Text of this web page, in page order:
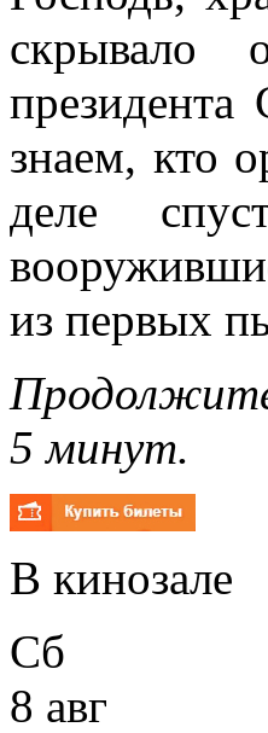
скрывало
знаем, кто
деле
из первых
5 минут.
В кинозале
Сб
8 авг